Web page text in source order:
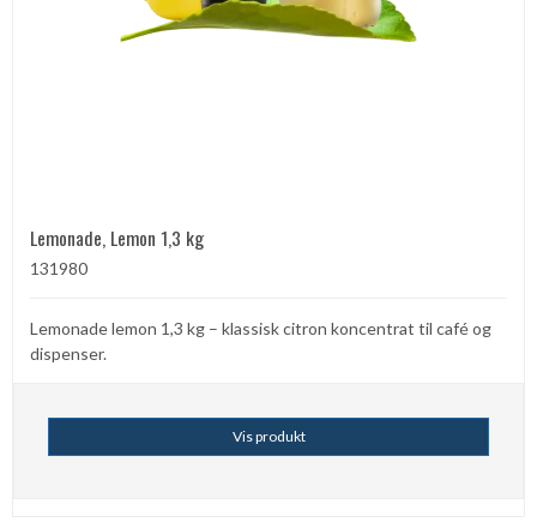
Lemonade, Lemon 1,3 kg
131980
Lemonade lemon 1,3 kg – klassisk citron koncentrat til café og
dispenser.
Vis produkt